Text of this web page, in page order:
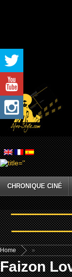
CHRONIQUE CINÉ
Home »
Faizon